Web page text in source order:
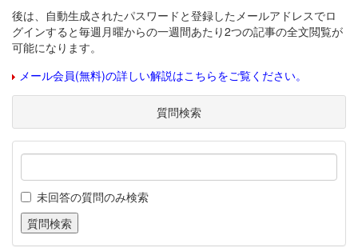
後は、自動生成されたパスワードと登録したメールアドレスでロ
グインすると毎週月曜からの一週間あたり2つの記事の全文閲覧が
可能になります。
メール会員(無料)の詳しい解説はこちらをご覧ください。
質問検索
未回答の質問のみ検索